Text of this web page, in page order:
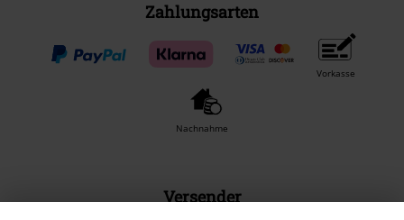
Zahlungsarten
Vorkasse
Nachnahme
Versender